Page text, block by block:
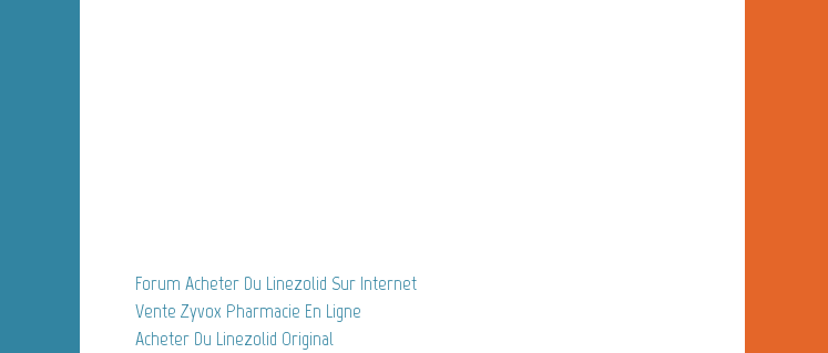
Forum Acheter Du Linezolid Sur Internet
Vente Zyvox Pharmacie En Ligne
Acheter Du Linezolid Original